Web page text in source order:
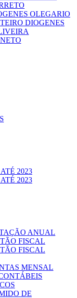
OLEGARIO
DIOGENES
2023
2023
ANUAL
FISCAL
FISCAL
MENSAL
DE